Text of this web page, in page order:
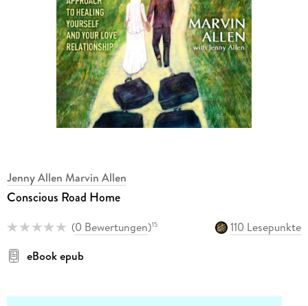
Jenny Allen Marvin Allen
Conscious Road Home
(0 Bewertungen)15
110 Lesepunkte
eBook epub